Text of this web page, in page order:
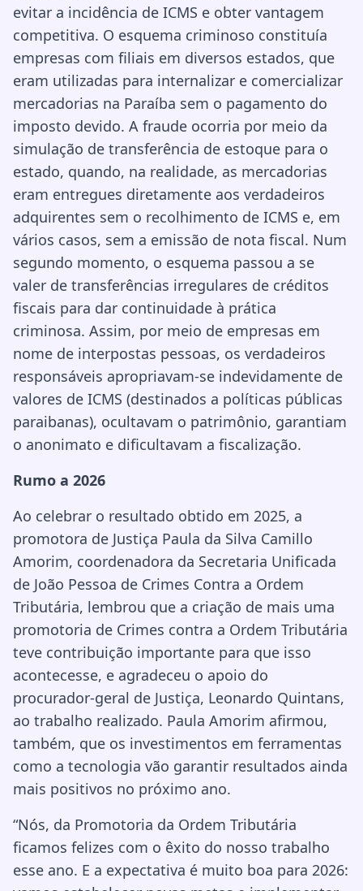
evitar a incidência de ICMS e obter vantagem
competitiva. O esquema criminoso constituía
empresas com filiais em diversos estados, que
eram utilizadas para internalizar e comercializar
mercadorias na Paraíba sem o pagamento do
imposto devido. A fraude ocorria por meio da
simulação de transferência de estoque para o
estado, quando, na realidade, as mercadorias
eram entregues diretamente aos verdadeiros
adquirentes sem o recolhimento de ICMS e, em
vários casos, sem a emissão de nota fiscal. Num
segundo momento, o esquema passou a se
valer de transferências irregulares de créditos
fiscais para dar continuidade à prática
criminosa. Assim, por meio de empresas em
nome de interpostas pessoas, os verdadeiros
responsáveis apropriavam-se indevidamente de
valores de ICMS (destinados a políticas públicas
paraibanas), ocultavam o patrimônio, garantiam
o anonimato e dificultavam a fiscalização.
Rumo a 2026
Ao celebrar o resultado obtido em 2025, a
promotora de Justiça Paula da Silva Camillo
Amorim, coordenadora da Secretaria Unificada
de João Pessoa de Crimes Contra a Ordem
Tributária, lembrou que a criação de mais uma
promotoria de Crimes contra a Ordem Tributária
teve contribuição importante para que isso
acontecesse, e agradeceu o apoio do
procurador-geral de Justiça, Leonardo Quintans,
ao trabalho realizado. Paula Amorim afirmou,
também, que os investimentos em ferramentas
como a tecnologia vão garantir resultados ainda
mais positivos no próximo ano.
“Nós, da Promotoria da Ordem Tributária
ficamos felizes com o êxito do nosso trabalho
esse ano. E a expectativa é muito boa para 2026: